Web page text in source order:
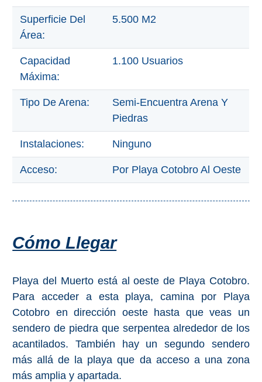
Superficie Del
Área:
5.500 M2
Capacidad
Máxima:
1.100 Usuarios
Tipo De Arena:
Semi-Encuentra Arena Y
Piedras
Instalaciones: Ninguno
Acceso: Por Playa Cotobro Al Oeste
Cómo Llegar
Playa del Muerto está al oeste de Playa Cotobro.
Para acceder a esta playa, camina por Playa
Cotobro en dirección oeste hasta que veas un
sendero de piedra que serpentea alrededor de los
acantilados. También hay un segundo sendero
más allá de la playa que da acceso a una zona
más amplia y apartada.